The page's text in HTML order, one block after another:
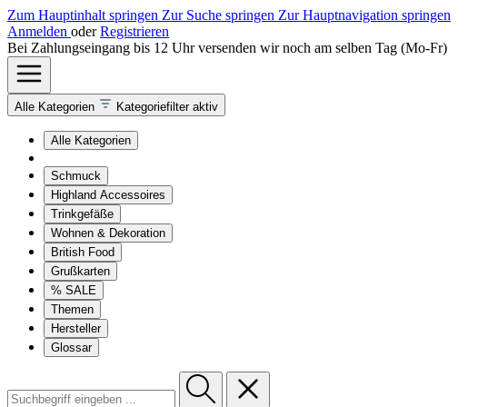
Zum Hauptinhalt springen Zur Suche springen Zur Hauptnavigation springen
Anmelden oder Registrieren
Bei Zahlungseingang bis 12 Uhr versenden wir noch am selben Tag (Mo-Fr)
Alle Kategorien Kategoriefilter aktiv
Alle Kategorien
Schmuck
Highland Accessoires
Trinkgefäße
Wohnen & Dekoration
British Food
Grußkarten
% SALE
Themen
Hersteller
Glossar